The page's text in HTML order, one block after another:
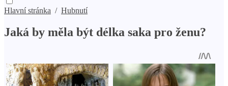
Hlavní stránka / Hubnutí
Jaká by měla být délka saka pro ženu?